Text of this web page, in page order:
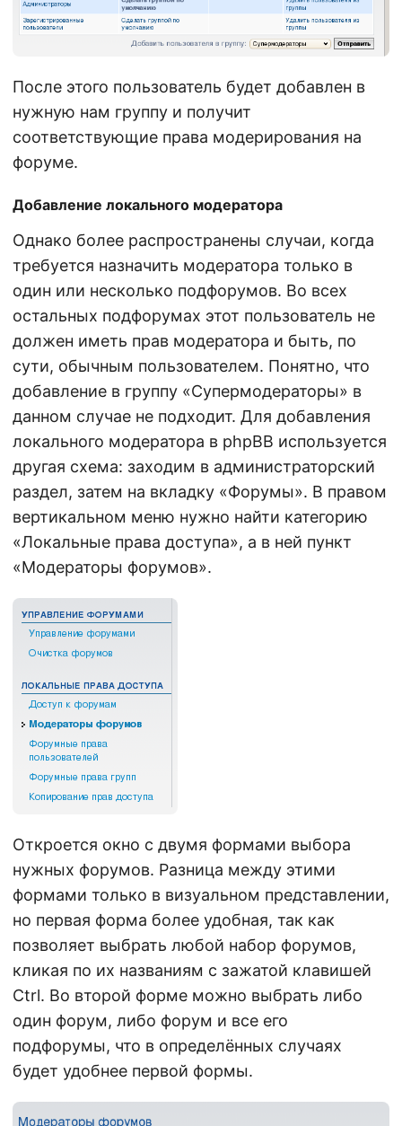
После этого пользователь будет добавлен в
нужную нам группу и получит
соответствующие права модерирования на
форуме.
Добавление локального модератора
Однако более распространены случаи, когда
требуется назначить модератора только в
один или несколько подфорумов. Во всех
остальных подфорумах этот пользователь не
должен иметь прав модератора и быть, по
сути, обычным пользователем. Понятно, что
добавление в группу «Супермодераторы» в
данном случае не подходит. Для добавления
локального модератора в phpBB используется
другая схема: заходим в администраторский
раздел, затем на вкладку «Форумы». В правом
вертикальном меню нужно найти категорию
«Локальные права доступа», а в ней пункт
«Модераторы форумов».
Откроется окно с двумя формами выбора
нужных форумов. Разница между этими
формами только в визуальном представлении,
но первая форма более удобная, так как
позволяет выбрать любой набор форумов,
кликая по их названиям с зажатой клавишей
Ctrl. Во второй форме можно выбрать либо
один форум, либо форум и все его
подфорумы, что в определённых случаях
будет удобнее первой формы.